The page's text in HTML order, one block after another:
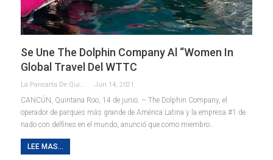
Se Une The Dolphin Company Al “Women In
Global Travel Del WTTC
La Pancarta De Quintana Roo Jun 14, 2021
CANCÚN, Quintana Roo, 14 de junio. – The Dolphin Company, el
operador de parques más grande de América Latina y la empresa #1 de
nado con delfines en el mundo, anunció que como miembro…
LEE MAS...